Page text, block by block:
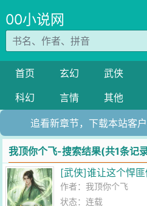
00小说网
首页 玄幻 武侠
科幻
言情 其他
追看新章节，下载本站客
我顶你个飞-搜索结果(共1条记
[武侠]谁让这个悍匪
作者：我顶你个飞
状态：连载